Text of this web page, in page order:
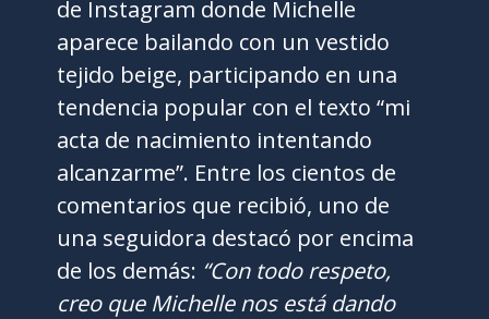
de Instagram donde Michelle
aparece bailando con un vestido
tejido beige, participando en una
tendencia popular con el texto “mi
acta de nacimiento intentando
alcanzarme”. Entre los cientos de
comentarios que recibió, uno de
una seguidora destacó por encima
de los demás: “Con todo respeto,
creo que Michelle nos está dando